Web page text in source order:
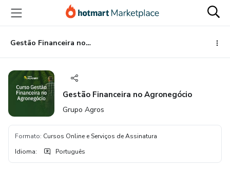
para
conteúdo
principal
para
pagamento
para
rodapé
Gestão Financeira no Agronegócio
Gestão Financeira no Agronegócio
Grupo Agros
Formato: Cursos Online e Serviços de Assinatura
Idioma: Português